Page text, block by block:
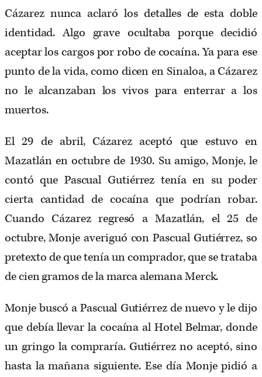
Cázarez nunca aclaró los detalles de esta doble
identidad. Algo grave ocultaba porque decidió
aceptar los cargos por robo de cocaína. Ya para ese
punto de la vida, como dicen en Sinaloa, a Cázarez
no le alcanzaban los vivos para enterrar a los
muertos.
El 29 de abril, Cázarez aceptó que estuvo en
Mazatlán en octubre de 1930. Su amigo, Monje, le
contó que Pascual Gutiérrez tenía en su poder
cierta cantidad de cocaína que podrían robar.
Cuando Cázarez regresó a Mazatlán, el 25 de
octubre, Monje averiguó con Pascual Gutiérrez, so
pretexto de que tenía un comprador, que se trataba
de cien gramos de la marca alemana Merck.
Monje buscó a Pascual Gutiérrez de nuevo y le dijo
que debía llevar la cocaína al Hotel Belmar, donde
un gringo la compraría. Gutiérrez no aceptó, sino
hasta la mañana siguiente. Ese día Monje pidió a